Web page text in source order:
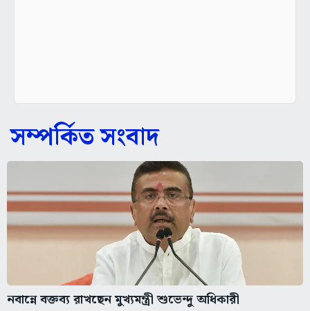
সম্পর্কিত সংবাদ
নবান্নে বক্তব্য রাখছেন মুখ্যমন্ত্রী শুভেন্দু অধিকারী